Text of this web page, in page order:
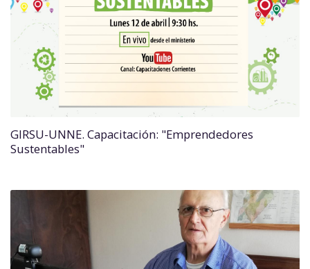
GIRSU-UNNE. Capacitación: "Emprendedores
Sustentables"